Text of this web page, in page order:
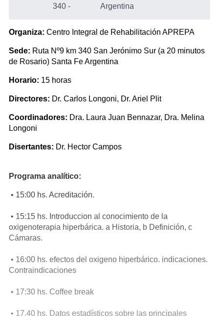
340 -
Argentina
Organiza: Centro Integral de Rehabilitación APREPA
Sede: Ruta Nº9 km 340 San Jerónimo Sur (a 20 minutos
de Rosario) Santa Fe Argentina
Horario: 15 horas
Directores: Dr. Carlos Longoni, Dr. Ariel Plit
Coordinadores: Dra. Laura Juan Bennazar, Dra. Melina
Longoni
Disertantes: Dr. Hector Campos
Programa analítico:
• 15:00 hs. Acreditación.
• 15:15 hs. Introduccion al conocimiento de la
oxigenoterapia hiperbárica. a Historia, b Definición, c
Cámaras.
• 16:00 hs. efectos del oxigeno hiperbárico. indicaciones.
Contraindicaciones
• 17:30 hs. Coffee break
• 17.40 hs. Datos estadísticos sobre las principales